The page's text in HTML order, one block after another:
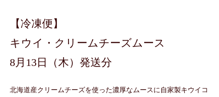
【冷凍便】
キウイ・クリームチーズムース
8月13日（木）発送分
北海道産クリームチーズを使った濃厚なムースに自家製キウイコ